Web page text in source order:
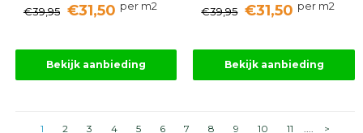
€39,95 €31,50 per m2
Bekijk aanbieding
€39,95 €31,50 per m2
Bekijk aanbieding
1 2 3 4 5 6 7 8 9 10 11 .... >